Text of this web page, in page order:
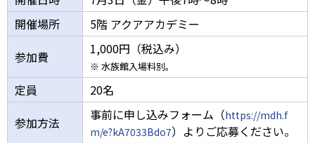
開催場所
5階 アクアアカデミー
参加費
1,000円（税込み）
※ 水族館入場料別。
定員
20名
参加方法
事前に申し込みフォーム（https://mdh.f
m/e?kA7033Bdo7）よりご応募ください。